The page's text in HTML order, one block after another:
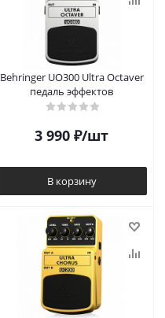
Behringer UO300 Ultra Octaver
педаль эффектов
3 990 ₽/шт
В корзину